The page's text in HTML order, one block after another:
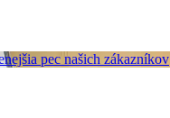
pec našich zákazníkov